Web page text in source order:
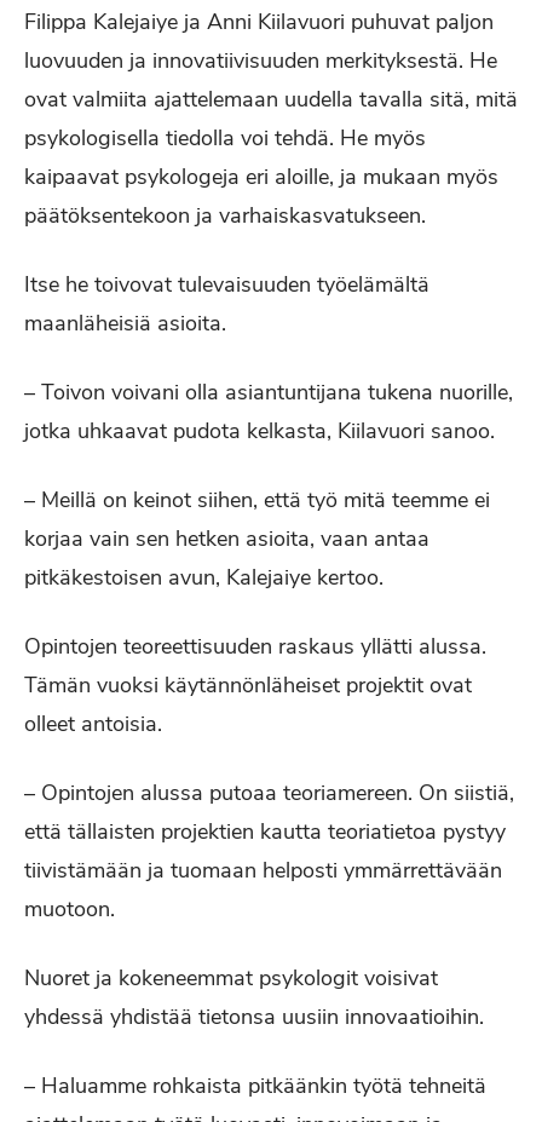
Filippa Kalejaiye ja Anni Kiilavuori puhuvat paljon
luovuuden ja innovatiivisuuden merkityksestä. He
ovat valmiita ajattelemaan uudella tavalla sitä, mitä
psykologisella tiedolla voi tehdä. He myös
kaipaavat psykologeja eri aloille, ja mukaan myös
päätöksentekoon ja varhaiskasvatukseen.
Itse he toivovat tulevaisuuden työelämältä
maanläheisiä asioita.
– Toivon voivani olla asiantuntijana tukena nuorille,
jotka uhkaavat pudota kelkasta, Kiilavuori sanoo.
– Meillä on keinot siihen, että työ mitä teemme ei
korjaa vain sen hetken asioita, vaan antaa
pitkäkestoisen avun, Kalejaiye kertoo.
Opintojen teoreettisuuden raskaus yllätti alussa.
Tämän vuoksi käytännönläheiset projektit ovat
olleet antoisia.
– Opintojen alussa putoaa teoriamereen. On siistiä,
että tällaisten projektien kautta teoriatietoa pystyy
tiivistämään ja tuomaan helposti ymmärrettävään
muotoon.
Nuoret ja kokeneemmat psykologit voisivat
yhdessä yhdistää tietonsa uusiin innovaatioihin.
– Haluamme rohkaista pitkäänkin työtä tehneitä